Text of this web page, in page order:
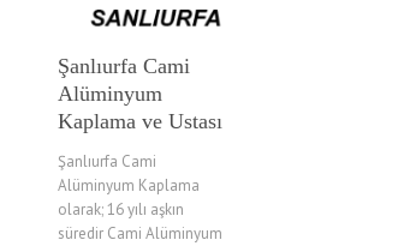
Şanlıurfa Cami
Alüminyum
Kaplama ve Ustası
Şanlıurfa Cami
Alüminyum Kaplama
olarak; 16 yılı aşkın
süredir Cami Alüminyum